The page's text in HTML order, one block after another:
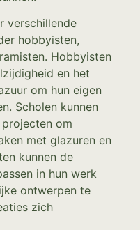
verschillende
hobbyisten,
Hobbyisten
en het
om hun eigen
Scholen kunnen
om
met glazuren en
kunnen de
in hun werk
ontwerpen te
zich